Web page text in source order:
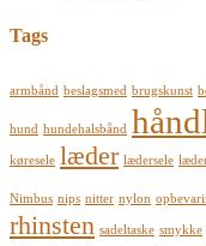
Tags
armbånd beslagsmed brugskunst
hund hundehalsbånd
køresele læder lædersele
Nimbus nips nitter nylon
rhinsten sadeltaske smykke